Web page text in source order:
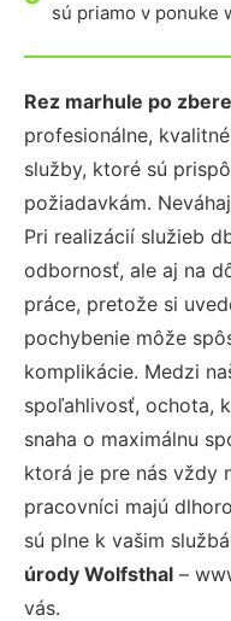
sú priamo v ponuke
Rez marhule po
profesionálne,
služby, ktoré sú
požiadavkám.
Pri realizácií služieb
odbornosť, ale aj na
práce, pretože si
pochybenie môže
komplikácie. Medzi
spoľahlivosť, ochota,
snaha o maximálnu
ktorá je pre nás vždy
pracovníci majú
sú plne k vašim
úrody Wolfsthal –
vás.